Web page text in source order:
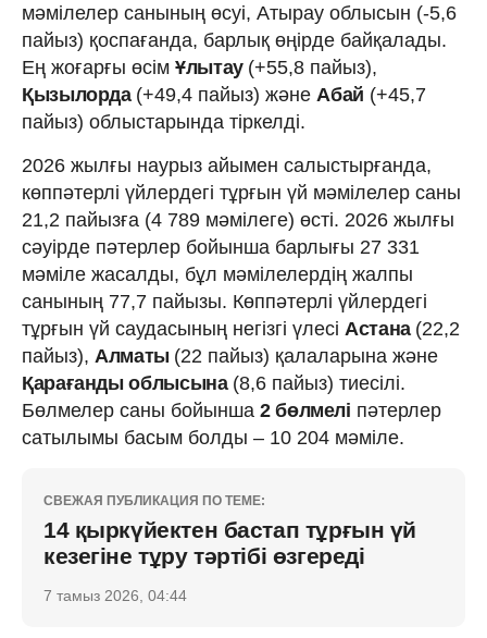
мәмілелер санының өсуі, Атырау облысын (-5,6
пайыз) қоспағанда, барлық өңірде байқалады.
Ең жоғарғы өсім Ұлытау (+55,8 пайыз),
Қызылорда (+49,4 пайыз) және Абай (+45,7
пайыз) облыстарында тіркелді.
2026 жылғы наурыз айымен салыстырғанда,
көппәтерлі үйлердегі тұрғын үй мәмілелер саны
21,2 пайызға (4 789 мәмілеге) өсті. 2026 жылғы
сәуірде пәтерлер бойынша барлығы 27 331
мәміле жасалды, бұл мәмілелердің жалпы
санының 77,7 пайызы. Көппәтерлі үйлердегі
тұрғын үй саудасының негізгі үлесі Астана (22,2
пайыз), Алматы (22 пайыз) қалаларына және
Қарағанды облысына (8,6 пайыз) тиесілі.
Бөлмелер саны бойынша 2 бөлмелі пәтерлер
сатылымы басым болды – 10 204 мәміле.
СВЕЖАЯ ПУБЛИКАЦИЯ ПО ТЕМЕ:
14 қыркүйектен бастап тұрғын үй
кезегіне тұру тәртібі өзгереді
7 тамыз 2026, 04:44